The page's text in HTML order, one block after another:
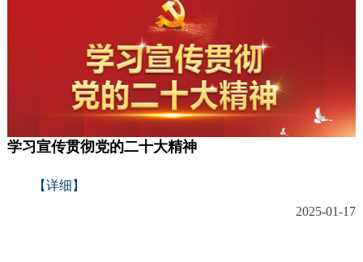
学习宣传贯彻党的二十大精神
【详细】
2025-01-17